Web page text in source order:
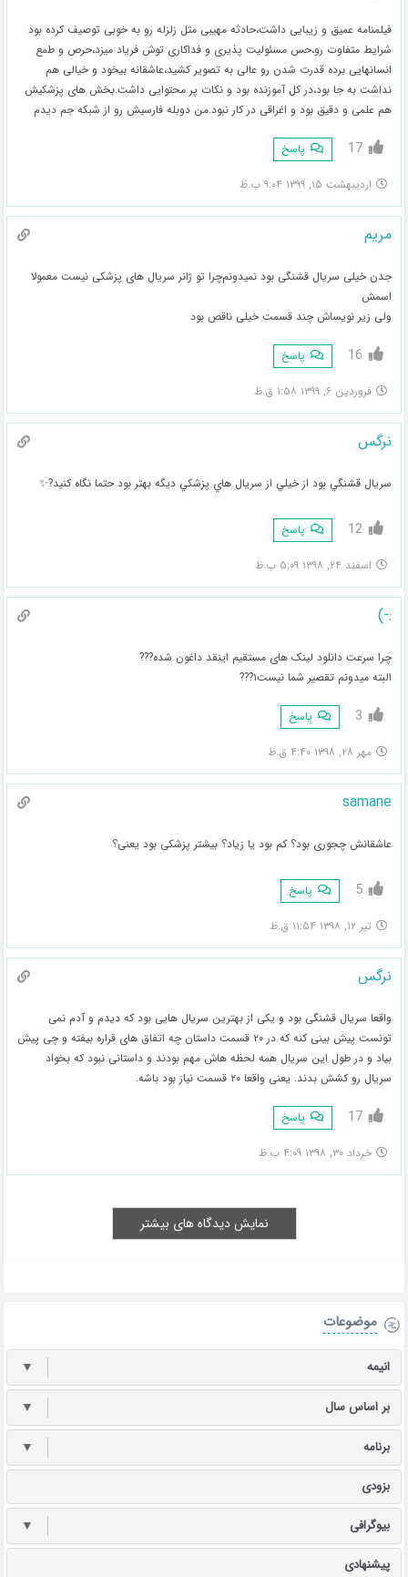
فیلمنامه عمیق و زیبایی داشت،حادثه مهیبی مثل زلزله رو به خوبی توصیف کرده بود
شرایط متفاوت رو،حس مسئولیت پذیری و فداکاری توش فریاد میزد،حرص و طمع
انسانهایی برده قدرت شدن رو عالی به تصویر کشید،عاشقانه بیخود و خیالی هم
نداشت به جا بود،در کل آموزنده بود و نکات پر محتوایی داشت.بخش های پزشکیش
هم علمی و دقیق بود و اغراقی در کار نبود.من دوبله فارسیش رو از شبکه جم دیدم
17 پاسخ
اردیبهشت ۱۵, ۱۳۹۹ ۹:۰۴ ب.ظ
مریم
جدن خیلی سریال قشنگی بود نمیدونم‌چرا تو ژانر سریال های پزشکی نیست معمولا
اسمش
ولی زیر نویساش چند قسمت خیلی ناقص بود
16 پاسخ
فروردین ۶, ۱۳۹۹ ۱:۵۸ ق.ظ
نرگس
سريال قشنگي بود از خيلي از سريال هاي پزشكي ديگه بهتر بود حتما نگاه كنيد?✨
12 پاسخ
اسفند ۲۴, ۱۳۹۸ ۵:۰۹ ب.ظ
:-)
چرا سرعت دانلود لینک های مستقیم اینقد داغون شده???
البته میدونم تقصیر شما نیست۱???
3 پاسخ
مهر ۲۸, ۱۳۹۸ ۴:۴۰ ق.ظ
samane
عاشقانش چجوری بود؟ کم بود یا زیاد؟ بیشتر پزشکی بود یعنی؟
5 پاسخ
تیر ۱۲, ۱۳۹۸ ۱۱:۵۴ ق.ظ
نرگس
واقعا سریال قشنگی بود و یکی از بهترین سریال هایی بود که دیدم و آدم نمی
تونست پیش بینی کنه که در ۲۰ قسمت داستان چه اتفاق های قراره بیفته و چی پیش
بیاد و در طول این سریال همه لحظه هاش مهم بودند و داستانی نبود که بخواد
سریال رو کشش بدند. یعنی واقعا ۲۰ قسمت نیاز بود باشه.
17 پاسخ
خرداد ۳۰, ۱۳۹۸ ۴:۰۹ ب.ظ
نمایش دیدگاه های بیشتر
موضوعات
انیمه ▼
بر اساس سال ▼
برنامه ▼
بزودی
بیوگرافی ▼
پیشنهادی